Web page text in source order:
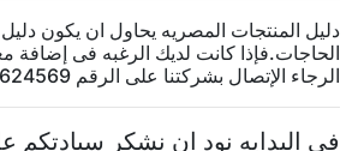
دليل المنتجات المصريه يحاول ان يكون
الحاجات.فإذا كانت لديك الرغبه فى إضافة
الرجاء الإتصال بشركتنا على الرقم 20237624569
فى البدايه نود ان نشكر سيادتكم